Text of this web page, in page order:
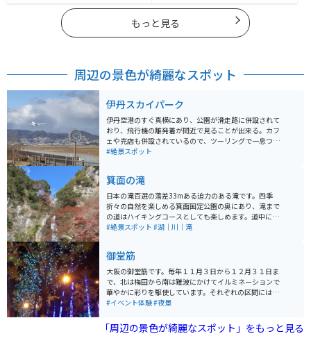
もっと見る
周辺の景色が綺麗なスポット
伊丹スカイパーク
伊丹空港のすぐ真横にあり、公園が滑走路に併設されて
おり、飛行機の離発着が間近で見ることが出来る。カフ
ェや売店も併設されているので、ツーリングで一息つき
たいときにオススメです。夜には公園がライトアップさ
#絶景スポット
箕面の滝
日本の滝百選の落差33mある迫力のある滝です。四季
折々の自然を楽しめる箕面国定公園の奥にあり、滝まで
の道はハイキングコースとしても楽しめます。道中には
カフェや茶屋がたくさんあり、紅葉の天ぷらなど有名な
#絶景スポット #湖｜川｜滝
御堂筋
大阪の御堂筋です。毎年１１月３日から１２月３１日ま
で、北は梅田から南は難波にかけてイルミネーションで
華やかに彩りを駆使しています。それぞれの区間には６
色の各エリアを象徴する演出が美しいです。年内の記念
ーもあって近隣の小学校にもご協力を頂いています。
#イベント体験#夜景
「周辺の景色が綺麗なスポット」をもっと見る